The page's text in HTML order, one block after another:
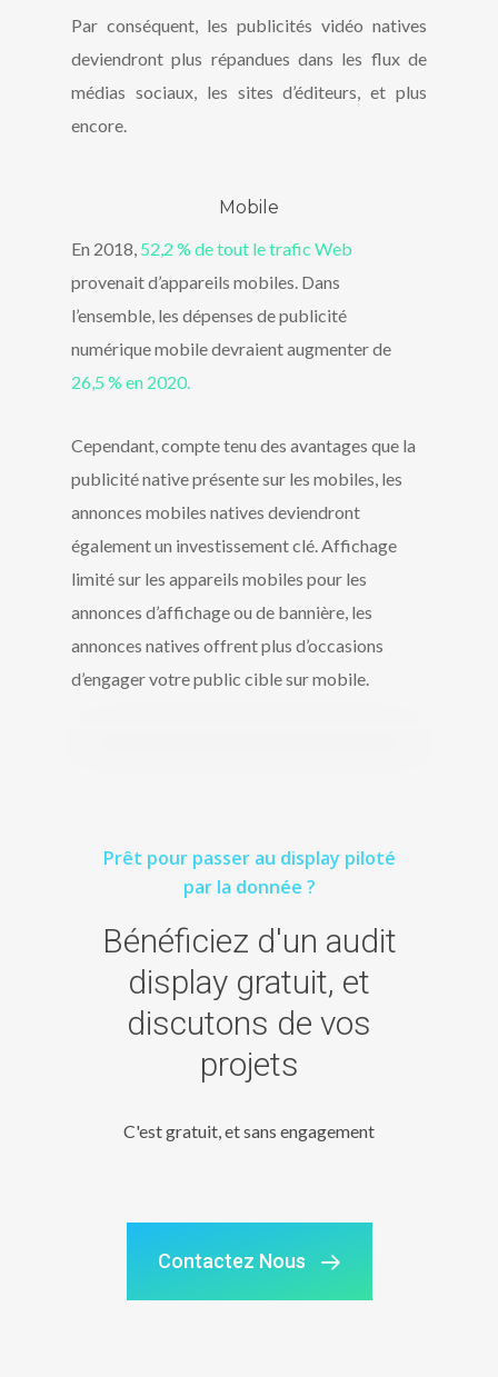
Par conséquent, les publicités vidéo natives
deviendront plus répandues dans les flux de
médias sociaux, les sites d’éditeurs, et plus
encore.
Mobile
En 2018, 52,2 % de tout le trafic Web
provenait d’appareils mobiles. Dans
l’ensemble, les dépenses de publicité
numérique mobile devraient augmenter de
26,5 % en 2020.
Cependant, compte tenu des avantages que la
publicité native présente sur les mobiles, les
annonces mobiles natives deviendront
également un investissement clé. Affichage
limité sur les appareils mobiles pour les
annonces d’affichage ou de bannière, les
annonces natives offrent plus d’occasions
d’engager votre public cible sur mobile.
Prêt pour passer au display piloté
par la donnée ?
Bénéficiez d'un audit
display gratuit, et
discutons de vos
projets
C'est gratuit, et sans engagement
Contactez Nous